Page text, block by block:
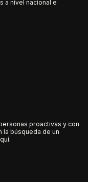
a nivel nacional e
proactivas y con
la búsqueda de un